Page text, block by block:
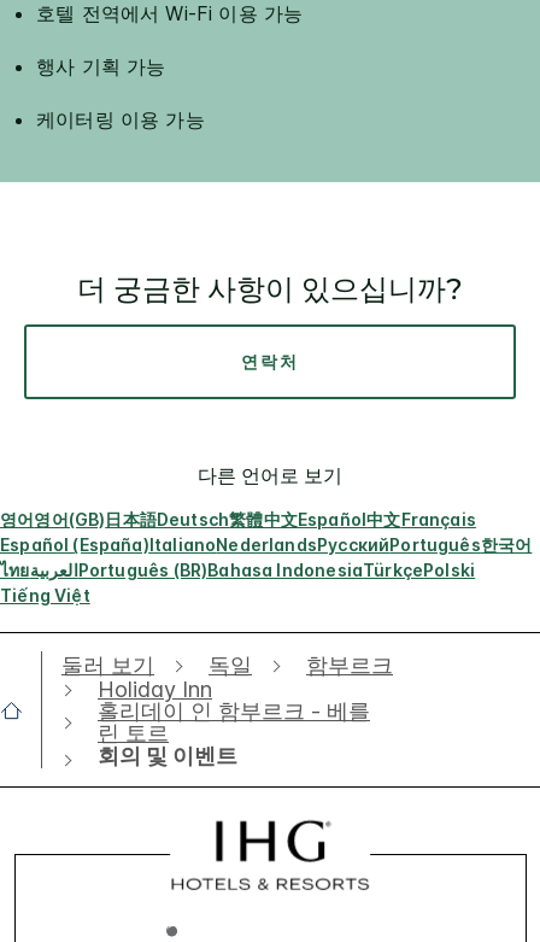
호텔 전역에서 Wi-Fi 이용 가능
행사 기획 가능
케이터링 이용 가능
더 궁금한 사항이 있으십니까?
연락처
다른 언어로 보기
영어영어(GB)日本語Deutsch繁體中文Español中文Français
Español (España)ItalianoNederlandsРусскийPortuguês한국어
ไทยالعربيةPortuguês (BR)Bahasa IndonesiaTürkçePolski
Tiếng Việt
둘러 보기 독일
함부르크
Holiday Inn
홀리데이 인 함부르크 - 베를
린 토르
회의 및 이벤트